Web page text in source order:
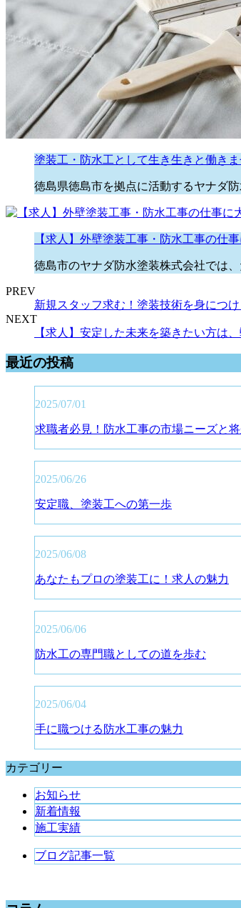
塗装工・防水工として生き生きと働き
徳島県徳島市を拠点に活動するヤナダ
【求人】外壁塗装工事・防水工事の仕
徳島市のヤナダ防水塗装株式会社では
PREV
新規スタッフ求む！塗装技術を身につけ
NEXT
【求人】安定した未来を築きたい方は、
最近の投稿
2025/07/01
求職者必見！防水工事の市場ニーズと
2025/06/26
安定職、塗装工への第一歩
2025/06/08
あなたもプロの塗装工に！求人の魅力
2025/06/06
防水工の専門職としての道を歩む
2025/06/04
手に職つける防水工事の魅力
カテゴリー
お知らせ
新着情報
施工実績
ブログ記事一覧